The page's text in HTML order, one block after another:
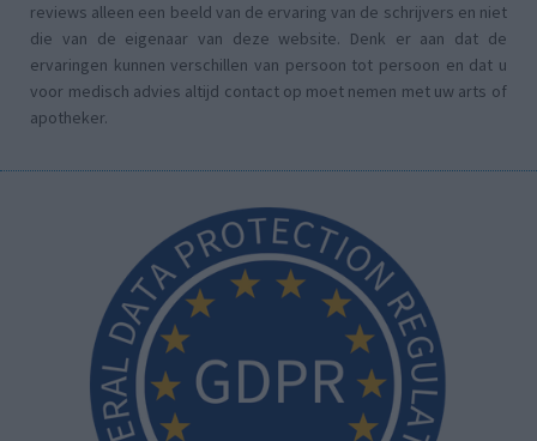
reviews alleen een beeld van de ervaring van de schrijvers en niet
die van de eigenaar van deze website. Denk er aan dat de
ervaringen kunnen verschillen van persoon tot persoon en dat u
voor medisch advies altijd contact op moet nemen met uw arts of
apotheker.